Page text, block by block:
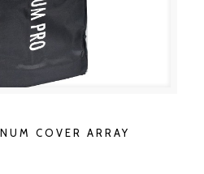
COVER ARRAY 1000/800
COVER ARRAY